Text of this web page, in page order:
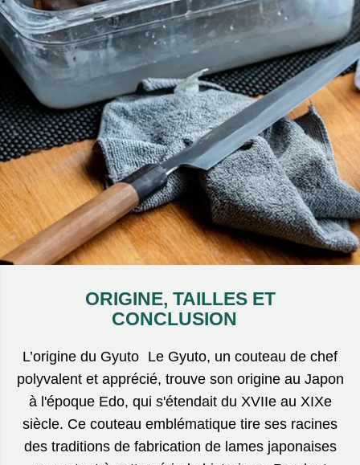
ORIGINE, TAILLES ET
CONCLUSION
L’origine du Gyuto Le Gyuto, un couteau de chef
polyvalent et apprécié, trouve son origine au Japon
à l'époque Edo, qui s'étendait du XVIIe au XIXe
siècle. Ce couteau emblématique tire ses racines
des traditions de fabrication de lames japonaises